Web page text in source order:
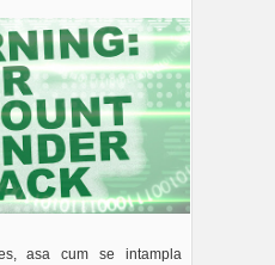
asa cum se intampla